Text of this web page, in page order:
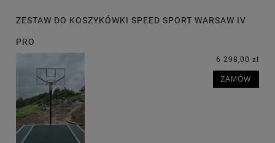
ZESTAW DO KOSZYKÓWKI SPEED SPORT WARSAW IV
PRO
6 298,00 zł
ZAMÓW